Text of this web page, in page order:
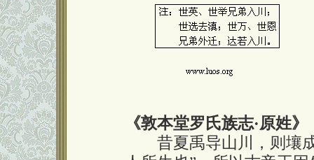
《敦本堂罗氏族志·原姓》
昔夏禹导山川，则壤成